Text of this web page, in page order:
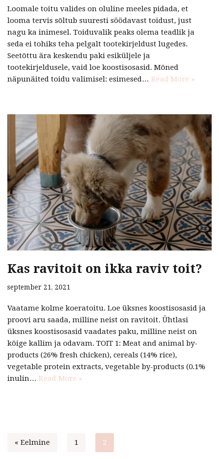
Loomale toitu valides on oluline meeles pidada, et
looma tervis sõltub suuresti söödavast toidust, just
nagu ka inimesel. Toiduvalik peaks olema teadlik ja
seda ei tohiks teha pelgalt tootekirjeldust lugedes.
Seetõttu ära keskendu paki esiküljele ja
tootekirjeldusele, vaid loe koostisosasid. Mõned
näpunäited toidu valimisel: esimesed… Read More »
Kas ravitoit on ikka raviv toit?
september 21, 2021
Vaatame kolme koeratoitu. Loe üksnes koostisosasid ja
proovi aru saada, milline neist on ravitoit. Ühtlasi
üksnes koostisosasid vaadates paku, milline neist on
kõige kallim ja odavam. TOIT 1: Meat and animal by-
products (26% fresh chicken), cereals (14% rice),
vegetable protein extracts, vegetable by-products (0.1%
inulin… Read More »
« Eelmine 1 2